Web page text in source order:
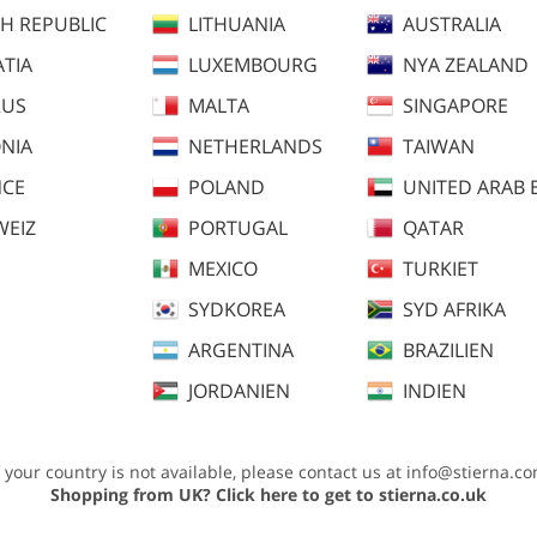
REPUBLIC
LITHUANIA
LUXEMBOURG
MALTA
NETHERLANDS
POLAND
PORTUGAL
MEXICO
SYDKOREA
ARGENTINA
JORDANIEN
AUSTRALIA
NYA ZEALAND
SINGAPORE
TAIWAN
UNITED ARAB
QATAR
TURKIET
SYD AFRIKA
BRAZILIEN
INDIEN
your country is not available, please contact us at
Shopping from UK? Click here to get to stierna.co.uk
Plaggmått
snabbt kan avdunsta. Ett vatten- och vindtätplagg med hög andning,
kan du och din häst prestera optimalt.